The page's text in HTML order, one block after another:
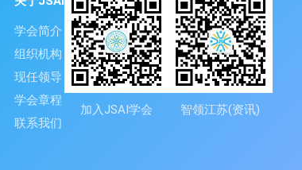
学会简介
组织机构
现任领导
学会章程
联系我们
加入JSAI学会 智领江苏(资讯)